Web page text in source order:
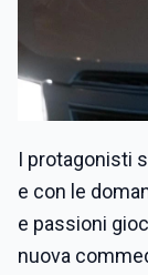
I protagonisti
e con le
e passioni
nuova